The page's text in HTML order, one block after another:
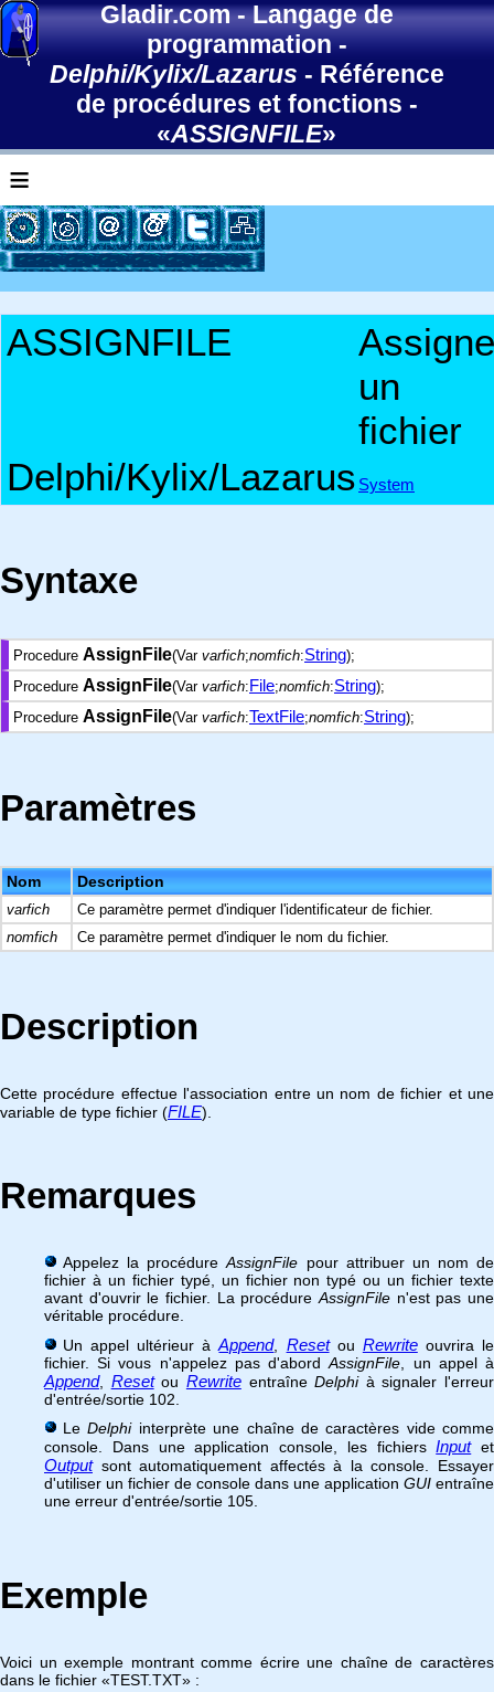
Gladir.com-Langage de
programmation-
Delphi/Kylix/Lazarus - Référence
de procédures et fonctions -
«ASSIGNFILE»
≡
ASSIGNFILE
un
fichier
Delphi/Kylix/Lazarus System
Syntaxe
Procedure AssignFile(Var varfich;nomfich:String);
Procedure AssignFile(Var varfich:File;nomfich:String);
Procedure AssignFile(Var varfich:TextFile;nomfich:String);
Paramètres
Nom Description
varfich
Ce paramètre permet d'indiquer l'identificateur de fichier.
nomfich
Ce paramètre permet d'indiquer le nom du fichier.
Description
Cette procédure effectue l'association entre un nom de fichier et une
variable de type fichier (FILE).
Remarques
Appelez la procédureAssignFile pour attribuer un nom de
fichier à un fichier typé, un fichier non typé ou un fichier texte
avant d'ouvrir le fichier. La procédure AssignFile n'est pas une
véritable procédure.
Un appel ultérieur àAppend, Resetou Rewriteouvrira le
fichier. Si vous n'appelez pas d'abordAssignFile , un appel à
Append, Resetou RewriteentraîneDelphià signaler l'erreur
d'entrée/sortie 102.
LeDelphiinterprète une chaîne de caractères vide comme
console. Dans une application console, les fichiersInputet
Outputsont automatiquement affectés à la console. Essayer
d'utiliser un fichier de console dans une application GUI entraîne
une erreur d'entrée/sortie 105.
Exemple
Voici un exemple montrant comme écrire une chaîne de caractères
dans le fichier «TEST.TXT» :